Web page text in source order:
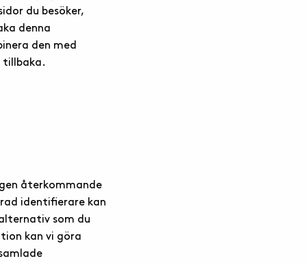
du besöker,
denna
den med
tillbaka.
återkommande
identifierare kan
som du
kan vi göra